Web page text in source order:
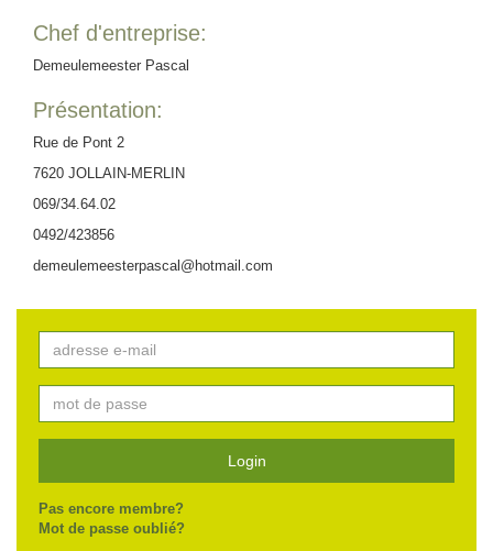
Chef d'entreprise:
Demeulemeester Pascal
Présentation:
Rue de Pont 2
7620 JOLLAIN-MERLIN
069/34.64.02
0492/423856
demeulemeesterpascal@hotmail.com
Login
Pas encore membre?
Mot de passe oublié?